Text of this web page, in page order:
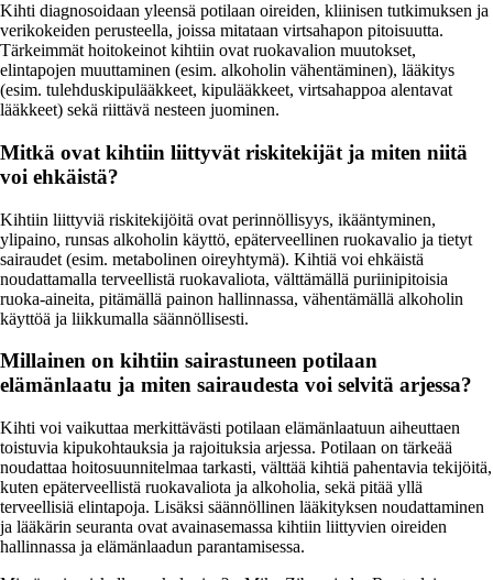
Kihti diagnosoidaan yleensä potilaan oireiden, kliinisen tutkimuksen ja
verikokeiden perusteella, joissa mitataan virtsahapon pitoisuutta.
Tärkeimmät hoitokeinot kihtiin ovat ruokavalion muutokset,
elintapojen muuttaminen (esim. alkoholin vähentäminen), lääkitys
(esim. tulehduskipulääkkeet, kipulääkkeet, virtsahappoa alentavat
lääkkeet) sekä riittävä nesteen juominen.
Mitkä ovat kihtiin liittyvät riskitekijät ja miten niitä
voi ehkäistä?
Kihtiin liittyviä riskitekijöitä ovat perinnöllisyys, ikääntyminen,
ylipaino, runsas alkoholin käyttö, epäterveellinen ruokavalio ja tietyt
sairaudet (esim. metabolinen oireyhtymä). Kihtiä voi ehkäistä
noudattamalla terveellistä ruokavaliota, välttämällä puriinipitoisia
ruoka-aineita, pitämällä painon hallinnassa, vähentämällä alkoholin
käyttöä ja liikkumalla säännöllisesti.
Millainen on kihtiin sairastuneen potilaan
elämänlaatu ja miten sairaudesta voi selvitä arjessa?
Kihti voi vaikuttaa merkittävästi potilaan elämänlaatuun aiheuttaen
toistuvia kipukohtauksia ja rajoituksia arjessa. Potilaan on tärkeää
noudattaa hoitosuunnitelmaa tarkasti, välttää kihtiä pahentavia tekijöitä,
kuten epäterveellistä ruokavaliota ja alkoholia, sekä pitää yllä
terveellisiä elintapoja. Lisäksi säännöllinen lääkityksen noudattaminen
ja lääkärin seuranta ovat avainasemassa kihtiin liittyvien oireiden
hallinnassa ja elämänlaadun parantamisessa.